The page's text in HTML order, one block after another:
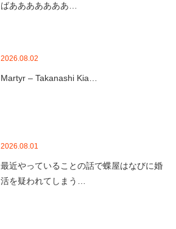
ばあああああああ…
2026.08.02
Martyr – Takanashi Kia…
2026.08.01
最近やっていることの話で蝶屋はなびに婚
活を疑われてしまう…